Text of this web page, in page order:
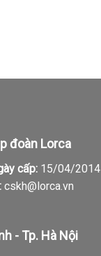
đoàn Lorca
cấp:15/04/2014
cskh@lorca.vn
- Tp. Hà Nội